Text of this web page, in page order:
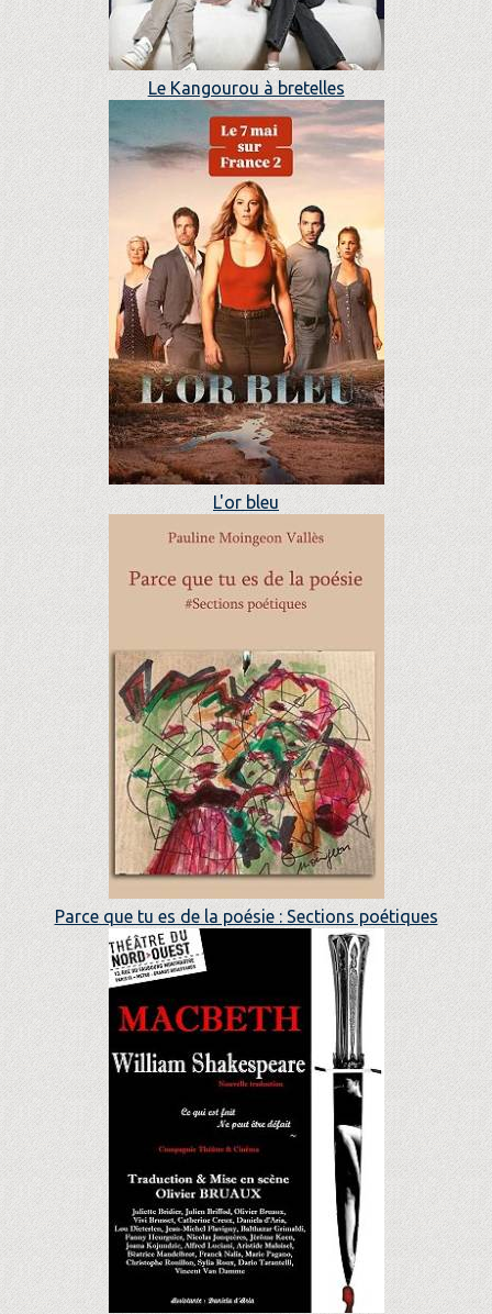
Le Kangourou à bretelles
L'or bleu
Parce que tu es de la poésie : Sections poétiques